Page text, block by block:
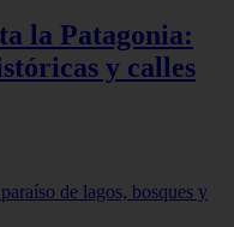
la Patagonia:
y calles